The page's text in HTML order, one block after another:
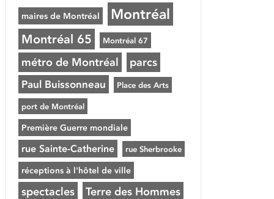
maires de Montréal Montréal
Montréal 65 Montréal 67
métro de Montréal parcs
Paul Buissonneau Place des Arts
port de Montréal
Première Guerre mondiale
rue Sainte-Catherine rue Sherbrooke
réceptions à l'hôtel de ville
spectacles Terre des Hommes